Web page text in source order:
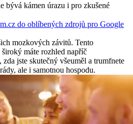
kámen úrazu i pro zkušené
do oblíbených zdrojů pro Google
mozkových závitů. Tento
máte rozhled napříč
jste skutečný všeuměl a trumfnete
ale i samotnou hospodu.